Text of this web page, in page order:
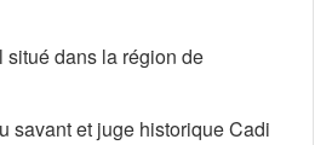
dans la région de
savant et juge historique Cadi